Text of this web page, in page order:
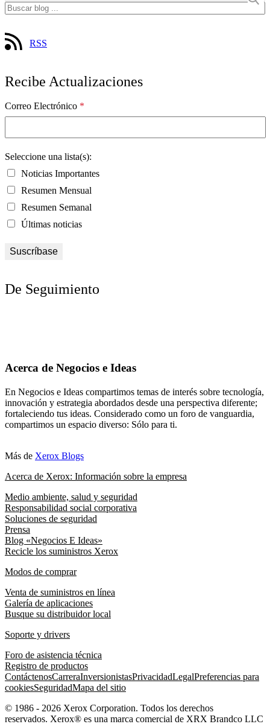
RSS
Recibe Actualizaciones
Correo Electrónico *
Seleccione una lista(s):
Noticias Importantes
Resumen Mensual
Resumen Semanal
Últimas noticias
De Seguimiento
Acerca de Negocios e Ideas
En Negocios e Ideas compartimos temas de interés sobre tecnología,
innovación y estrategia abordados desde una perspectiva diferente;
fortaleciendo tus ideas. Considerado como un foro de vanguardia,
compartimos un espacio diverso: Sólo para ti.
Más de Xerox Blogs
Acerca de Xerox: Información sobre la empresa
Medio ambiente, salud y seguridad
Responsabilidad social corporativa
Soluciones de seguridad
Prensa
Blog «Negocios E Ideas»
Recicle los suministros Xerox
Modos de comprar
Venta de suministros en línea
Galería de aplicaciones
Busque su distribuidor local
Soporte y drivers
Foro de asistencia técnica
Registro de productos
ContáctenosCarreraInversionistasPrivacidadLegalPreferencias para
cookiesSeguridadMapa del sitio
© 1986 - 2026 Xerox Corporation. Todos los derechos
reservados. Xerox® es una marca comercial de XRX Brandco LLC